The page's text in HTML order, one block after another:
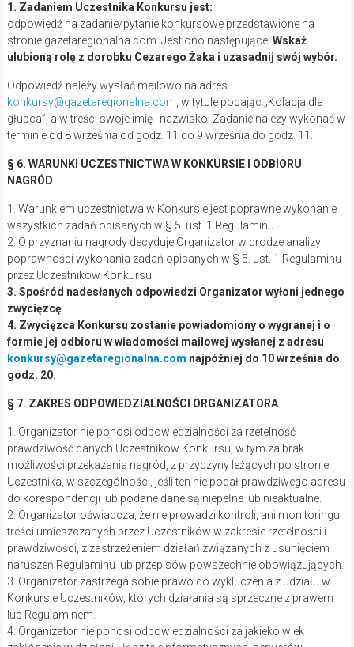
1. Zadaniem Uczestnika Konkursu jest:
odpowiedź na zadanie/pytanie konkursowe przedstawione na
stronie gazetaregionalna.com. Jest ono następujące: Wskaż
ulubioną rolę z dorobku Cezarego Żaka i uzasadnij swój wybór.
Odpowiedź należy wysłać mailowo na adres
konkursy@gazetaregionalna.com , w tytule podając „Kolacja dla
głupca”, a w treści swoje imię i nazwisko. Zadanie należy wykonać w
terminie od 8 września od godz. 11 do 9 września do godz. 11.
§ 6. WARUNKI UCZESTNICTWA W KONKURSIE I ODBIORU
NAGRÓD
1. Warunkiem uczestnictwa w Konkursie jest poprawne wykonanie
wszystkich zadań opisanych w § 5. ust. 1 Regulaminu.
2. O przyznaniu nagrody decyduje Organizator w drodze analizy
poprawności wykonania zadań opisanych w § 5. ust. 1 Regulaminu
przez Uczestników Konkursu
3. Spośród nadesłanych odpowiedzi Organizator wyłoni jednego
zwycięzcę
4. Zwycięzca Konkursu zostanie powiadomiony o wygranej i o
formie jej odbioru w wiadomości mailowej wysłanej z adresu
konkursy@gazetaregionalna.com najpóźniej do 10 września do
godz. 20.
§ 7. ZAKRES ODPOWIEDZIALNOŚCI ORGANIZATORA
1. Organizator nie ponosi odpowiedzialności za rzetelność i
prawdziwość danych Uczestników Konkursu, w tym za brak
możliwości przekazania nagród, z przyczyny leżących po stronie
Uczestnika, w szczególności, jeśli ten nie podał prawdziwego adresu
do korespondencji lub podane dane są niepełne lub nieaktualne.
2. Organizator oświadcza, że nie prowadzi kontroli, ani monitoringu
treści umieszczanych przez Uczestników w zakresie rzetelności i
prawdziwości, z zastrzeżeniem działań związanych z usunięciem
naruszeń Regulaminu lub przepisów powszechnie obowiązujących.
3. Organizator zastrzega sobie prawo do wykluczenia z udziału w
Konkursie Uczestników, których działania są sprzeczne z prawem
lub Regulaminem.
4. Organizator nie ponosi odpowiedzialności za jakiekolwiek